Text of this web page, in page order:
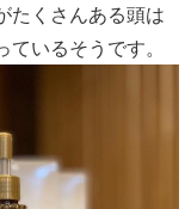
たくさんある頭は
ているそうです。